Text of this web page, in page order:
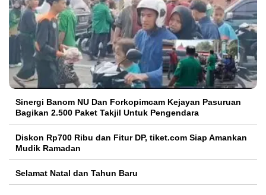
Sinergi Banom NU Dan Forkopimcam Kejayan Pasuruan
Bagikan 2.500 Paket Takjil Untuk Pengendara
Diskon Rp700 Ribu dan Fitur DP, tiket.com Siap Amankan
Mudik Ramadan
Selamat Natal dan Tahun Baru